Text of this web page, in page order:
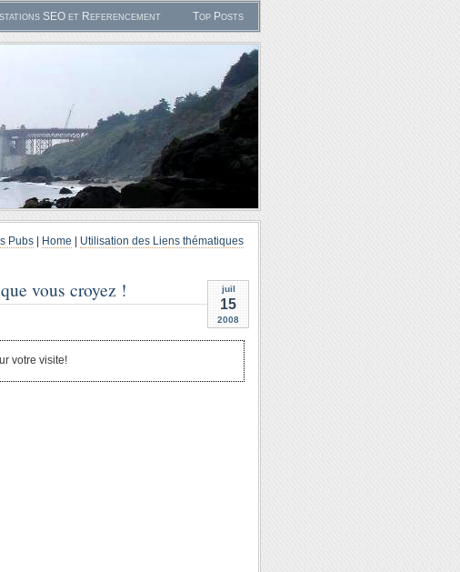
SEO et Referencement Top Posts
Pubs Home
Utilisation des Liens thématiques
juil
15
2008
vous croyez !
votre visite!